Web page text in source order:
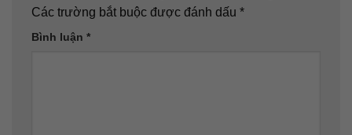
Các trường bắt buộc được đánh dấu *
Bình luận *